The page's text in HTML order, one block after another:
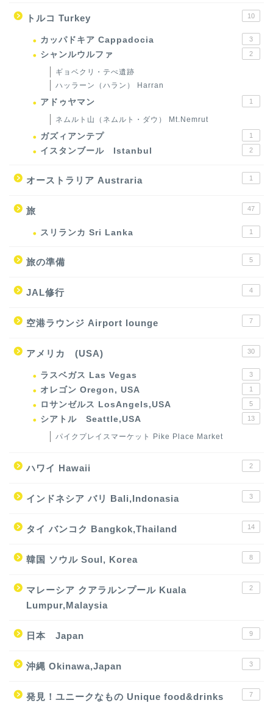
トルコ Turkey 10
カッパドキア Cappadocia 3
シャンルウルファ 2
ギョベクリ・テぺ遺跡
ハッラーン（ハラン） Harran
アドゥヤマン 1
ネムルト山（ネムルト・ダウ） Mt.Nemrut
ガズィアンテプ 1
イスタンブール Istanbul 2
オーストラリア Austraria 1
旅 47
スリランカ Sri Lanka 1
旅の準備 5
JAL修行 4
空港ラウンジ Airport lounge 7
アメリカ (USA) 30
ラスベガス Las Vegas 3
オレゴン Oregon, USA 1
ロサンゼルス LosAngels,USA 5
シアトル Seattle,USA 13
パイクプレイスマーケット Pike Place Market
ハワイ Hawaii 2
インドネシア バリ Bali,Indonasia 3
タイ バンコク Bangkok,Thailand 14
韓国 ソウル Soul, Korea 8
マレーシア クアラルンプール Kuala
Lumpur,Malaysia
2
日本 Japan 9
沖縄 Okinawa,Japan 3
発見！ユニークなもの Unique food&drinks 7